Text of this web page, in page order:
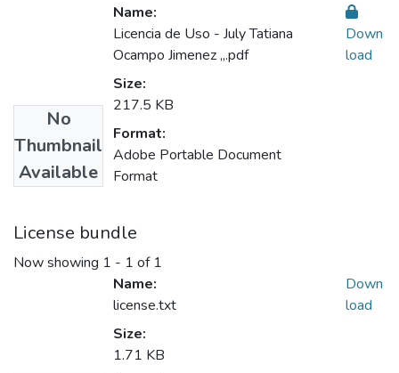
No
Thumbnail
Available
Name:
Licencia de Uso - July Tatiana
Ocampo Jimenez ,,.pdf
Size:
217.5 KB
Format:
Adobe Portable Document
Format
Down
load
License bundle
Now showing 1 - 1 of 1
Name:
license.txt
Size:
1.71 KB
Down
load